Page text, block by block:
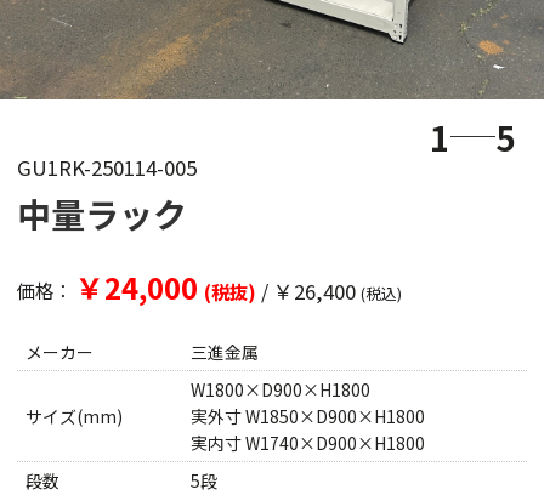
1 5
GU1RK-250114-005
中量ラック
価格： ￥24,000 (税抜) / ￥26,400 (税込)
メーカー 三進金属
サイズ(mm)
W1800×D900×H1800
実外寸 W1850×D900×H1800
実内寸 W1740×D900×H1800
段数
5段